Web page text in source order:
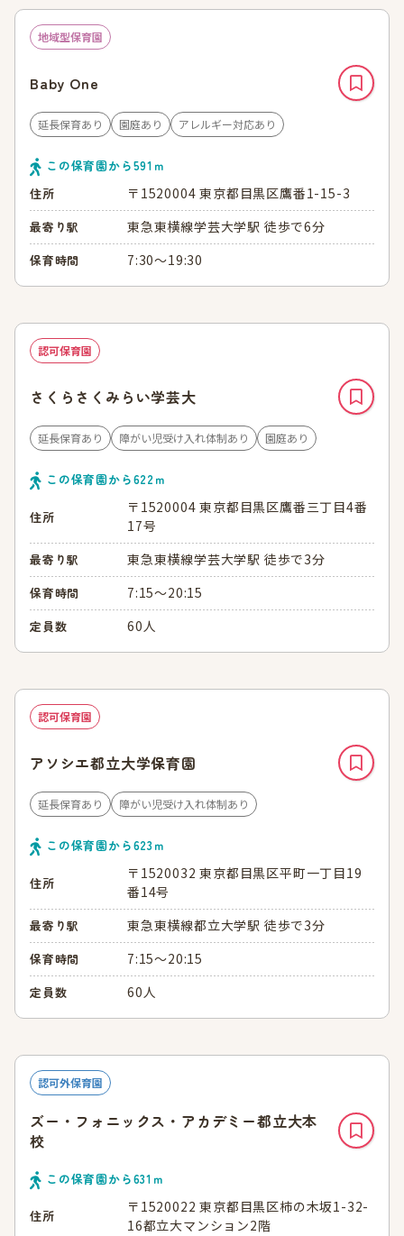
地域型保育園
Baby One
延長保育あり 園庭あり アレルギー対応あり
この保育園から591 ｍ
住所
〒1520004 東京都目黒区鷹番1-15-3
最寄り駅 東急東横線学芸大学駅 徒歩で6分
保育時間 7:30～19:30
認可保育園
さくらさくみらい学芸大
延長保育あり 障がい児受け入れ体制あり 園庭あり
この保育園から622ｍ
住所
〒1520004 東京都目黒区鷹番三丁目4番
17号
最寄り駅 東急東横線学芸大学駅 徒歩で3分
保育時間 7:15～20:15
定員数 60人
認可保育園
アソシエ都立大学保育園
延長保育あり 障がい児受け入れ体制あり
この保育園から623ｍ
住所
〒1520032 東京都目黒区平町一丁目19
番14号
最寄り駅 東急東横線都立大学駅 徒歩で3分
保育時間 7:15～20:15
定員数 60人
認可外保育園
ズー・フォニックス・アカデミー都立大本
校
この保育園から631 ｍ
住所
〒1520022 東京都目黒区柿の木坂1-32-
16都立大マンション2階